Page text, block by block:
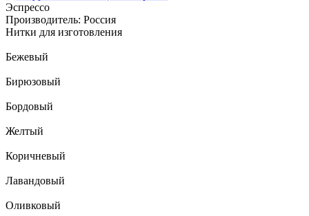
Эспрессо
Производитель: Россия
Нитки для изготовления
Бежевый
Бирюзовый
Бордовый
Желтый
Коричневый
Лавандовый
Оливковый